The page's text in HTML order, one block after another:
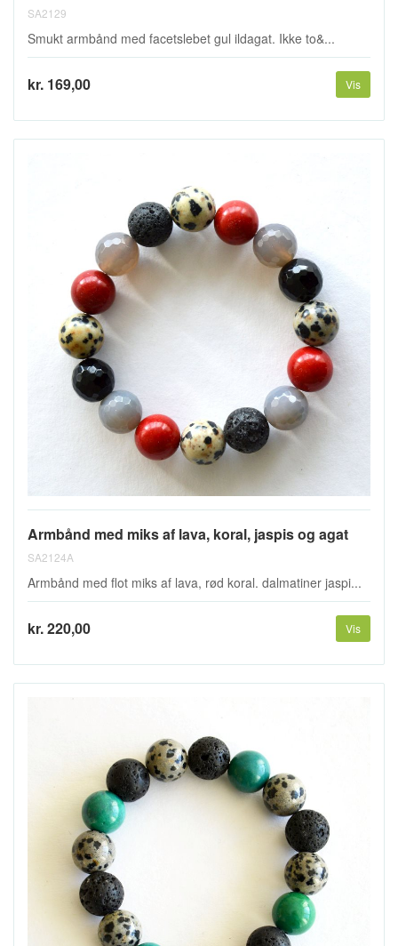
SA2129
Smukt armbånd med facetslebet gul ildagat. Ikke to&...
kr. 169,00 Vis
Armbånd med miks af lava, koral, jaspis og agat
SA2124A
Armbånd med flot miks af lava, rød koral. dalmatiner jaspi...
kr. 220,00 Vis